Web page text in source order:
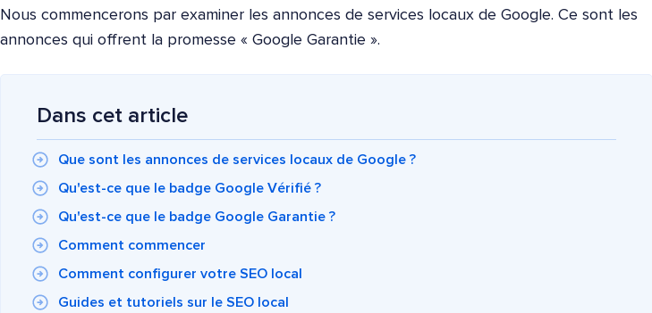
Nous commencerons par examiner les annonces de services locaux de Google. Ce sont les
annonces qui offrent la promesse « Google Garantie ».
Dans cet article
Que sont les annonces de services locaux de Google ?
Qu'est-ce que le badge Google Vérifié ?
Qu'est-ce que le badge Google Garantie ?
Comment commencer
Comment configurer votre SEO local
Guides et tutoriels sur le SEO local